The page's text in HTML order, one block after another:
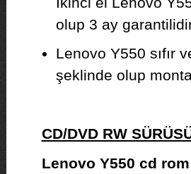
olup 3 ay
Lenovo Y550 sıfır
şeklinde olup
CD/DVD RW
Lenovo Y550 cd